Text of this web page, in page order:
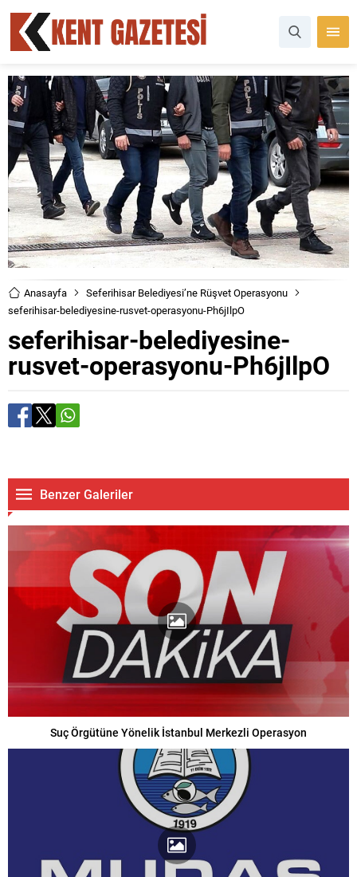
Anasayfa
Seferihisar Belediyesi’ne Rüşvet Operasyonu
seferihisar-belediyesine-rusvet-operasyonu-Ph6jIlpO
seferihisar-belediyesine-
rusvet-operasyonu-Ph6jIlpO
Benzer Galeriler
Suç Örgütüne Yönelik İstanbul Merkezli Operasyon